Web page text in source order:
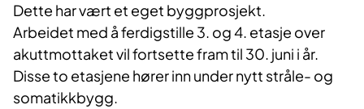
Dette har vært et eget byggprosjekt.
Arbeidet med å ferdigstille 3. og 4. etasje over
akuttmottaket vil fortsette fram til 30. juni i år.
Disse to etasjene hører inn under nytt stråle- og
somatikkbygg.